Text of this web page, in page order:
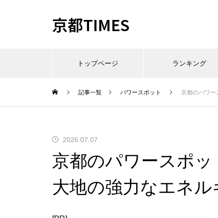
京都TIMES
トップページ ランキング
記事一覧 パワースポット 京都のパワー
2026.07.07
京都のパワースポ
大地の強力なエネル